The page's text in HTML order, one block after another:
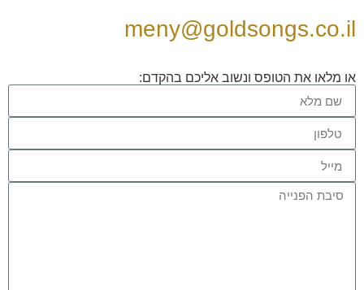
meny@goldsongs.co.il
או מלאו את הטופס ונשוב אליכם בהקדם: